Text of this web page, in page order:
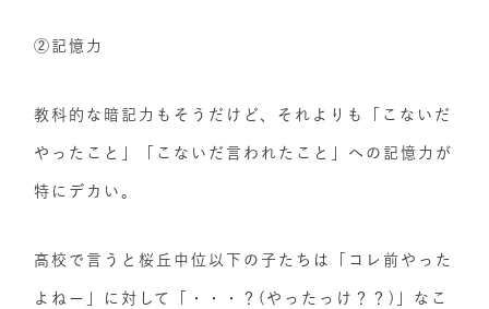
②記憶力
教科的な暗記力もそうだけど、それよりも「こないだ
やったこと」「こないだ言われたこと」への記憶力が
特にデカい。
高校で言うと桜丘中位以下の子たちは「コレ前やった
よねー」に対して「・・・？(やったっけ？？)」なこ